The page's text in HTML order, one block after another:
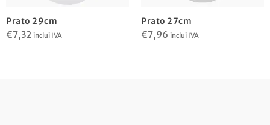
Prato 29cm
€7,32 inclui IVA
Prato 27cm
€7,96 inclui IVA